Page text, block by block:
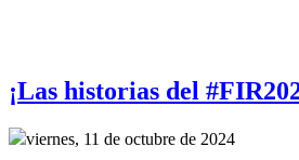
¡Las historias del
viernes, 11 de octubre de 2024